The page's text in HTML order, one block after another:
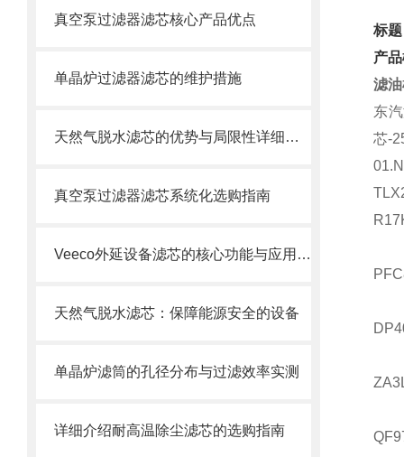
真空泵过滤器滤芯核心产品优点
单晶炉过滤器滤芯的维护措施
天然气脱水滤芯的优势与局限性详细分析
真空泵过滤器滤芯系统化选购指南
Veeco外延设备滤芯的核心功能与应用场景
天然气脱水滤芯：保障能源安全的设备
单晶炉滤筒的孔径分布与过滤效率实测
详细介绍耐高温除尘滤芯的选购指南
标
产
滤
东
芯-